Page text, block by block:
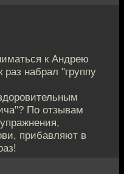
к Андрею
раз набрал "группу
По отзывам
прибавляют в